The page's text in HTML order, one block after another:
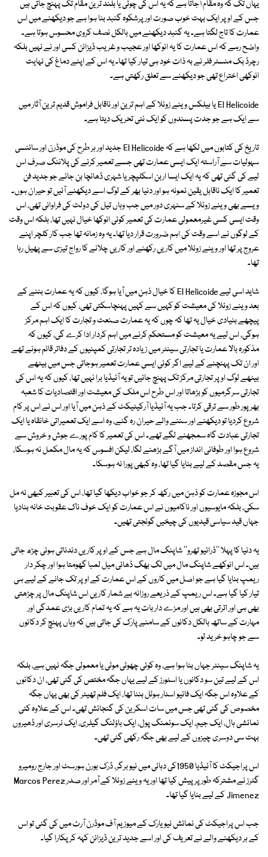
یہاں تک کہ وہ مقام آجاتا ہے کہ یہ اس کی چوٹی یا بلند ترین مقام تک پہنچ جاتی ہیں
جس کے اوپر ایک بہت خوب صورت اور پرشکوہ گنبد بنا ہوا ہے جو دیکھنے میں اس
عمارت کا تاج لگتا ہے۔ یہ گنبد دیکھنے میں بالکل نصف کروی محسوس ہوتا ہے۔
واضح رہے کہ اس عمارت کا یہ انوکھا اور عجیب و غریب ڈیزائن کسی اور نے نہیں بلکہ
رچرڈ بک منسٹر فلر نے بہ ذات خود ہی تیار کیا تھا۔ یہ اس کے اپنے دماغ کی نہایت
انوکھی اختراع تھی جو دیکھنے سے تعلق رکھتی ہے۔
El Helicoide یا ہیلکس وینے زوئلا کے اہم ترین اور ناقابل فراموش قدیم ترین آثار میں
سے ایک ہے جو جدت پسندوں کو ایک نئی تحریک دیتا ہے۔
تاریخ کی کتابوں میں لکھا ہے کہ El Helicoide جدید اور ہر طرح کی موڈرن اور سائنسی
سہولیات سے آراستہ ایک ایسی عمارت تھی جسے تعمیر کرنے کی پلاننگ صرف اس
لیے کی گئی تھی کہ یہ ایک ایسا اربن اسکلپچر یا شہری ڈھانچا بن جائے جو جدید فن
تعمیر کا ایک ناقابل یقین نمونہ ہو اور دنیا بھر کے لوگ اسے دیکھنے آئیں تو حیران ہوں۔
ویسے بھی وینے زوئلا کے سنہری دور میں جب وہاں تیل کی دولت کی فراوانی تھی، اس
وقت ایسی کسی غیرمعمولی عمارت کی تعمیر کوئی انوکھا خیال نہیں تھا، بلکہ اس وقت
کے لوگوں نے اسے وقت کی اہم ضرورت قرار دیا تھا۔ یہ وہ زمانہ تھا جب کار کلچر اپنے
عروج پر تھا اور وینے زوئلا میں کاریں رکھنے اور کاریں چلانے کا رواج تیزی سے پھیل رہا
تھا۔
شاید اسی لیے El Helicoide کا خیال ذہن میں آیا ہوگا، کیوں کہ یہ عمارت بننے کے
بعد وینے زوئلا کی معیشت کو کہیں سے کہیں پہنچاسکتی تھی، کیوں کہ اس کے
پیچھے بنیادی خیال یہ تھا کہ چوں کہ یہ عمارت صنعت و تجارت کا ایک اہم مرکز
ہوگی، اس لیے یہ معیشت کو مستحکم کرنے میں اہم کردار ادا کرے گی، کیوں کہ
مذکورہ بالا عمارت یا تجارتی سینٹر میں زیادہ تر تجارتی کمپنیوں کے دفاتر قائم ہونے تھے
اور ان تک پہنچنے کے لیے اگر کوئی ایسی عمارت تعمیر ہوجاتی جس میں بیٹھے
بیٹھے لوگ اوپر تجارتی مرکز تک پہنچ جائیں تو یہ آئیڈیا برا نہیں تھا، کیوں کہ یہ اس کی
تجارتی سرگرمیوں کو بڑھاتا اور اس طرح اس ملک کی معیشت اور اقتصادیات کا شعبہ
بھرپور طور سے ترقی کرتا۔ جب یہ آئیڈیا آرکیٹیکٹ کے ذہن میں آیا اور اس نے اس پر کام
شروع کردیا تو دیکھنے اور سننے والے حیران رہ گئے، وہ اسے ایک تعمیراتی خانقاہ یا ایک
تجارتی عبادت گاہ سمجھنے لگے تھے۔ اس کی تعمیر کا کام پورے جوش و خروش سے
شروع ہوا اور طوفانی انداز میں آگے بڑھنے لگا، لیکن افسوس کہ یہ مال مکمل نہ ہوسکا،
یہ جس مقصد کے لیے بنایا گیا تھا، وہ کبھی پورا نہ ہوسکا۔
اس مجوزہ عمارت کو ذہن میں رکھ کر جو خواب دیکھا گیا تھا، اس کی تعبیر کبھی نہ مل
سکی، بلکہ مایوسیوں اور ناکامیوں نے اس عمارت کو ایک خوف ناک عقوبت خانہ بنادیا
جہاں قید سیاسی قیدیوں کی چیخیں گونجتی تھیں۔
یہ دنیا کا پہلا ''ڈرائیو تھرو'' شاپنگ مال ہے جس کے اوپر کاریں دندناتی ہوئی چڑھ جاتی
ہیں۔ اس انوکھے شاپنگ مال میں لگ بھگ ڈھائی میل لمبا گھومتا ہوا اور چکر دار
ریمپ بنایا گیا ہے جو اصل میں کاروں کے اس عمارت کے اوپر تک جانے کے لیے ہی
تیار کیا گیا ہے۔ اس ریمپ کے ذریعے روزانہ بے شمار کاریں اس شاپنگ مال پر چڑھتی
بھی ہی اور اترتی بھی ہیں اور مزے دار بات یہ ہے کہ یہ تمام کاریں بڑی عمدگی اور
مہارت کے ساتھ بالکل دکانوں کے سامنے پارک کی جاتی ہیں کہ وہاں پہنچ کر دکانوں
سے جو چاہو خرید لو۔
یہ شاپنگ سینٹر جہاں بنا ہوا ہے، وہ کوئی چھوٹی موٹی یا معمولی جگہ نہیں ہے، بلکہ
اس کے لیے تین سو دکانوں یا اسٹورز کے لیے یہاں جگہ مختص کی گئی تھی، ان دکانوں
کے علاوہ اس جگہ ایک فائیو اسٹار ہوٹل بننا تھا، ایک فلم تھیٹر کی بھی یہاں جگہ
مخصوص کی گئی تھی جس میں سات اسکرین کی گنجائش تھی۔ اس کے علاوہ کئی
نمائشی ہال، ایک جیم، ایک سوئمنگ پول، ایک باؤلنگ گیلری، ایک نرسری اور ڈھیروں
بہت سی دوسری چیزوں کے لیے بھی جگہ رکھی گئی تھی۔
اس پراجیکٹ کا آئیڈیا 1950کی دہائی میں نیو برگر، ڈرک بورن ہورسٹ اور جارج رومیرو
گٹرز نے مشترکہ طور پر پیش کیا تھا اور یہ وینے زوئلا کے آمر اور صدر Marcos Perez
Jimenez کے لیے بنایا گیا تھا۔
جب اس پراجیکٹ کی نمائش نیویارک کے میوزیم آف موڈرن آرٹ میں کی گئی تو اس
کے ہر دیکھنے والے نے تعریف کی اور اسے جدید ترین ڈیزائن کہہ کر پکارا گیا۔